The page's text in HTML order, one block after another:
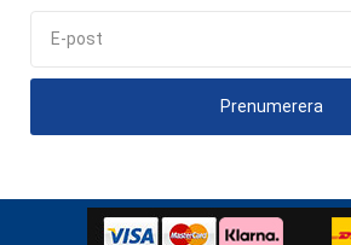
Prenumerera